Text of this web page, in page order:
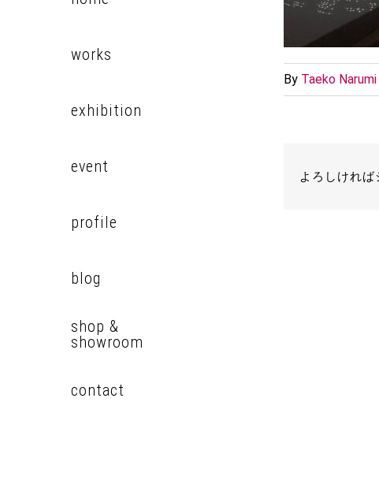
works
exhibition
event
profile
blog
shop &
showroom
contact
By Taeko Narumi
よろしければ